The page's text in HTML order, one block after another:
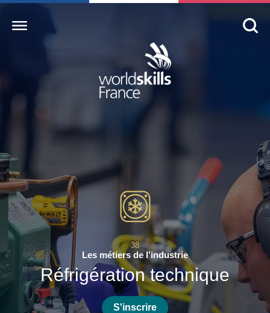
38
Les métiers de l’industrie
Réfrigération technique
S'inscrire
WorldSkills France
La compétition
S’informer
S’engager
Nos partenaires
Actualités Education
Photos
Vidéos